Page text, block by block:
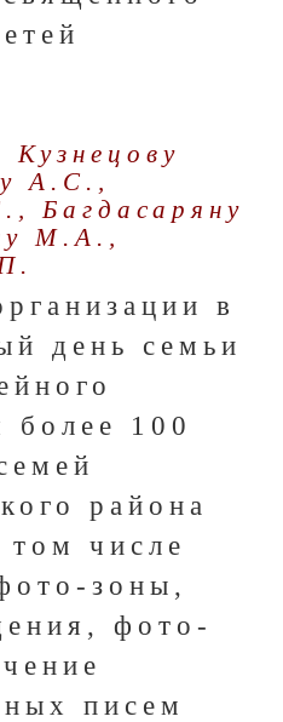
Кузнецову
А.С.,
Багдасаряну
М.А.,
в
день семьи
более 100
района
том числе
зоны,
фото-
писем